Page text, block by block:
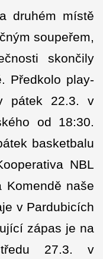
druhém místě
soupeřem,
skončily
Předkolo play-
pátek 22.3. v
od 18:30.
basketbalu
NBL
Komendě naše
v Pardubicích
zápas je na
27.3. v